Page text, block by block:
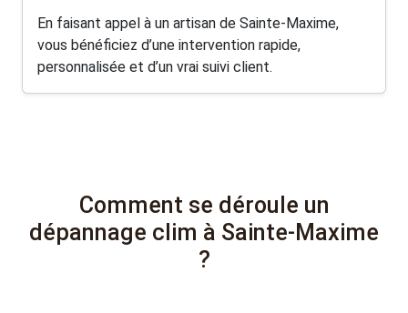
En faisant appel à un artisan de Sainte-Maxime,
vous bénéficiez d’une intervention rapide,
personnalisée et d’un vrai suivi client.
Comment se déroule un
dépannage clim à Sainte-Maxime
?